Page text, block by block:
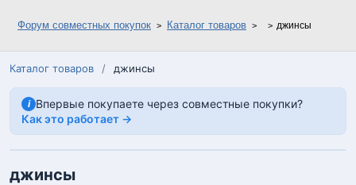
Форум совместных покупок Каталог товаров джинcы
Каталог товаров / джинcы
i Впервые покупаете через совместные покупки?
Как это работает →
джинcы